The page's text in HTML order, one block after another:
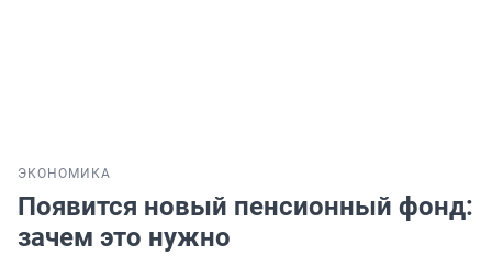
ЭКОНОМИКА
Появится новый пенсионный фонд:
зачем это нужно